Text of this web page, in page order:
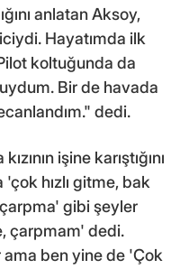
anlatan Aksoy,
Hayatımda ilk
koltuğunda da
Bir de havada
dedi.
işine karıştığını
hızlı gitme, bak
gibi şeyler
çarpmam' dedi.
ben yine de 'Çok